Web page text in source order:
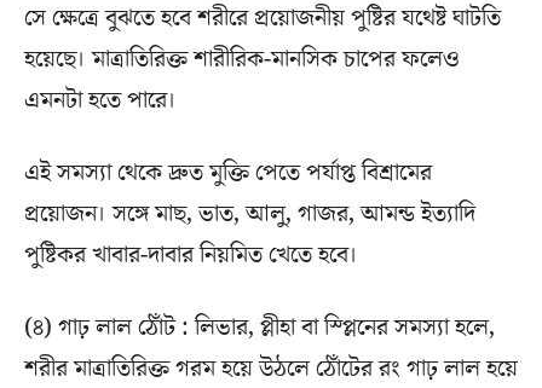
সে ক্ষেত্রে বুঝতে হবে শরীরে প্রয়োজনীয় পুষ্টির যথেষ্ট ঘাটতি
হয়েছে। মাত্রাতিরিক্ত শারীরিক-মানসিক চাপের ফলেও
এমনটা হতে পারে।
এই সমস্যা থেকে দ্রুত মুক্তি পেতে পর্যাপ্ত বিশ্রামের
প্রয়োজন। সঙ্গে মাছ, ভাত, আলু, গাজর, আমন্ড ইত্যাদি
পুষ্টিকর খাবার-দাবার নিয়মিত খেতে হবে।
(৪) গাঢ় লাল ঠোঁট : লিভার, প্লীহা বা স্প্লিনের সমস্যা হলে,
শরীর মাত্রাতিরিক্ত গরম হয়ে উঠলে ঠোঁটের রং গাঢ় লাল হয়ে